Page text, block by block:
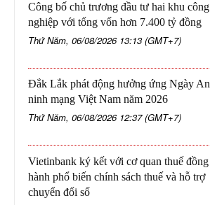
Công bố chủ trương đầu tư hai khu công
nghiệp với tổng vốn hơn 7.400 tỷ đồng
Thứ Năm, 06/08/2026 13:13 (GMT+7)
Đắk Lắk phát động hưởng ứng Ngày An
ninh mạng Việt Nam năm 2026
Thứ Năm, 06/08/2026 12:37 (GMT+7)
Vietinbank ký kết với cơ quan thuế đồng
hành phổ biến chính sách thuế và hỗ trợ
chuyển đổi số